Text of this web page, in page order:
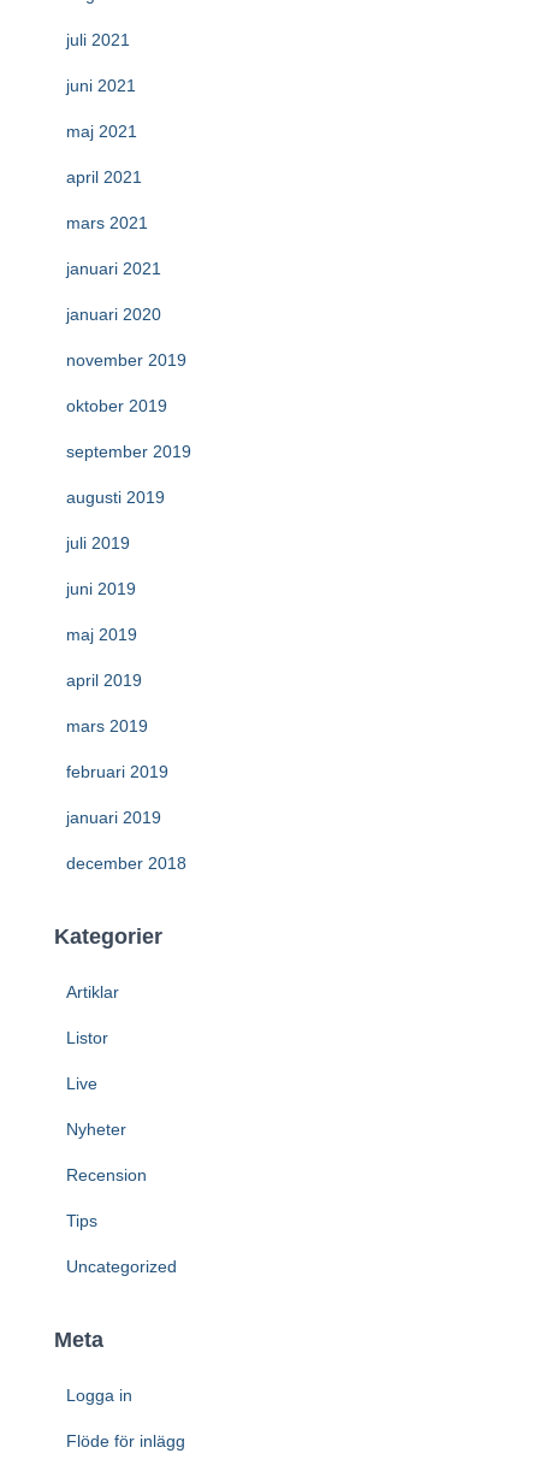
juli 2021
juni 2021
maj 2021
april 2021
mars 2021
januari 2021
januari 2020
november 2019
oktober 2019
september 2019
augusti 2019
juli 2019
juni 2019
maj 2019
april 2019
mars 2019
februari 2019
januari 2019
december 2018
Kategorier
Artiklar
Listor
Live
Nyheter
Recension
Tips
Uncategorized
Meta
Logga in
Flöde för inlägg